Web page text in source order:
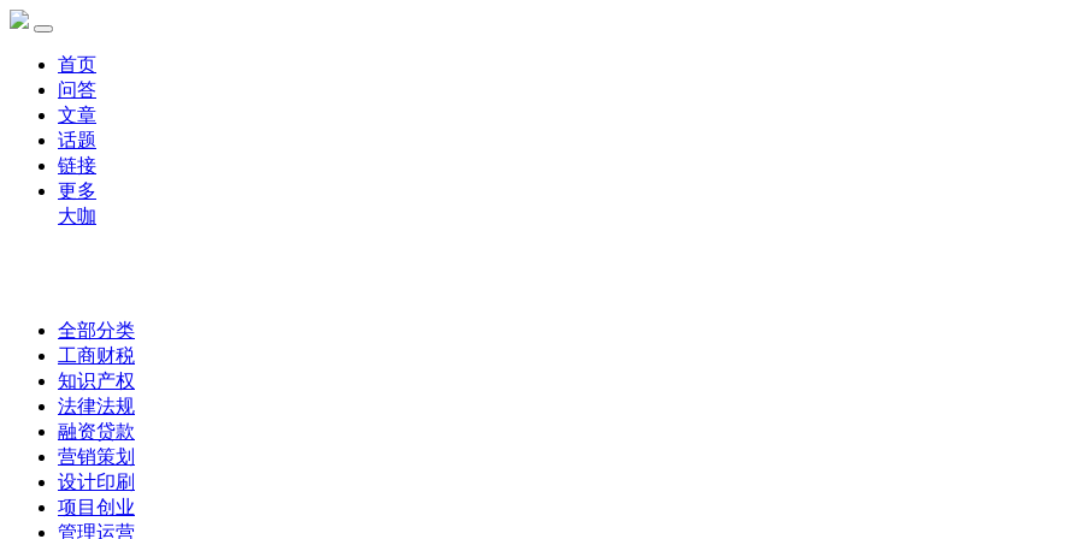
首页
问答
文章
话题
链接
更多
大咖
全部分类
工商财税
知识产权
法律法规
融资贷款
营销策划
设计印刷
项目创业
管理运营